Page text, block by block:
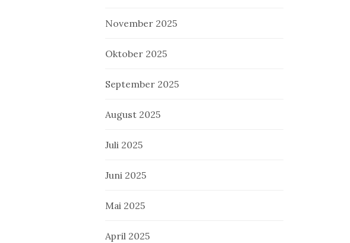
November 2025
Oktober 2025
September 2025
August 2025
Juli 2025
Juni 2025
Mai 2025
April 2025